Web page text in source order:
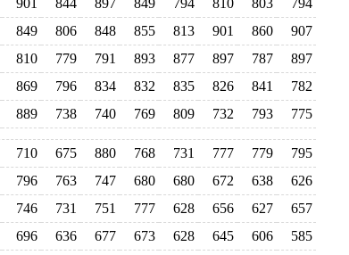
901 844 897 849 794 810 803
794
849 806 848 855 813 901 860
907
810 779 791 893 877 897 787
897
869 796 834 832 835 826 841
782
889 738 740 769 809 732 793 775
710 675 880 768 731 777 779
795
796 763 747 680 680 672 638
626
746 731 751 777 628 656 627
657
696 636 677 673 628 645 606
585